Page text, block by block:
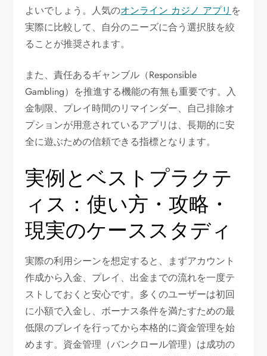
よいでしょう。人気のオンライン カジノ アプリ を
実際に比較して、自分のニーズに合う選択肢を絞
ることが推奨されます。
また、責任あるギャンブル（Responsible
Gambling）を推進する機能の有無も重要です。入
金制限、プレイ時間のリマインダー、自己排除オ
プションが用意されているアプリは、長期的に安
全に遊ぶための信頼できる指標となります。
実例とベストプラクテ
ィス：使い方・攻略・
現実のケーススタディ
実際の利用シーンを想定すると、まずアカウント
作成から入金、プレイ、出金までの流れを一度テ
ストしておくと安心です。多くのユーザーは初回
に小額で入金し、ボーナス条件を満たすための最
低限のプレイを行ってから本格的に資金管理を始
めます。資金管理（バンクロール管理）は成功の